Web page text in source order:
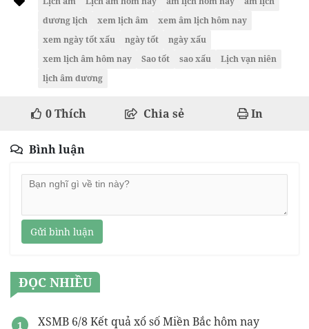
dương lịch
xem lịch âm
xem âm lịch hôm nay
xem ngày tốt xấu
ngày tốt
ngày xấu
xem lịch âm hôm nay
Sao tốt sao xấu
Lịch vạn niên
lịch âm dương
0Thích Chia sẻ In
Bình luận
Gửi bình luận
ĐỌC NHIỀU
XSMB 6/8 Kết quả xổ số Miền Bắc hôm nay